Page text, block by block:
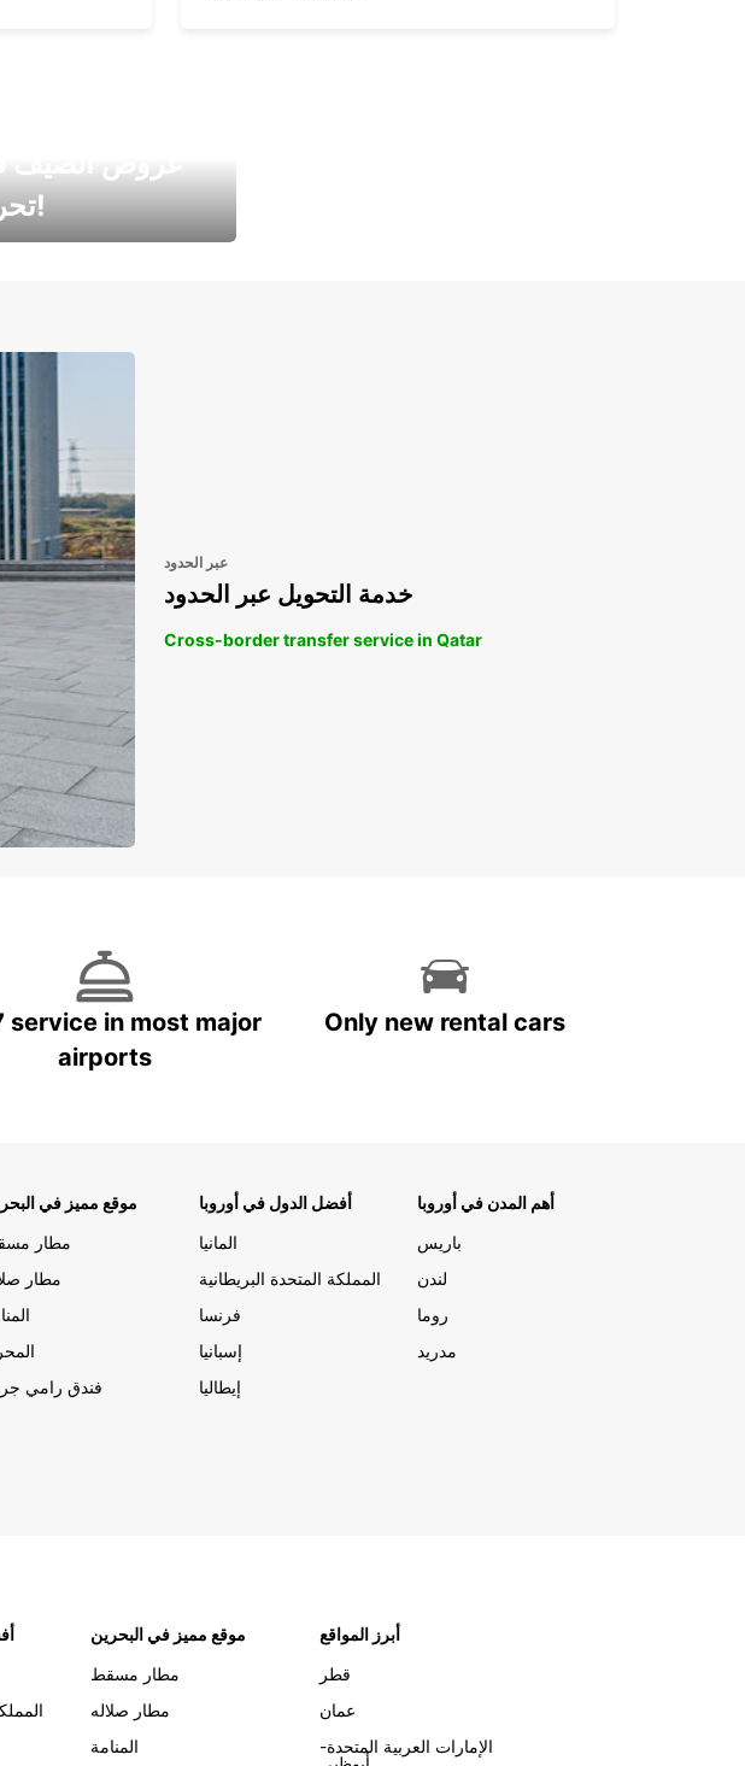
تحرك!
عبر الحدود
خدمة التحويل عبر الحدود
Cross-border transfer service in Qatar
service in most major
airports
Only new rental cars
موقع مميز في
مطار
مطار
فندق رامي
أفضل الدول في أوروبا
المانيا
المملكة المتحدة البريطانية
فرنسا
إسبانيا
إيطاليا
أهم المدن في أوروبا
باريس
لندن
روما
مدريد
موقع مميز في البحرين
مطار مسقط
مطار صلاله
المنامة
أبرز المواقع
قطر
عمان
الإمارات العربية المتحدة-